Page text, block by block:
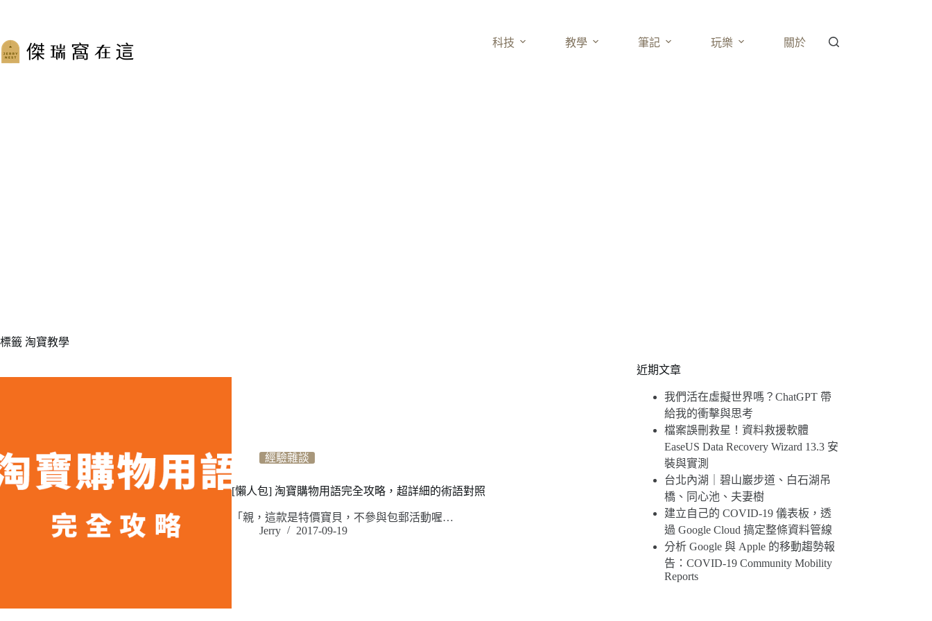
主
要
科技 教學 筆記 玩樂 關於
標籤 淘寶教學
經驗雜談
[懶人包] 淘寶購物用語完全攻略，超詳細的術語對照
「親，這款是特價寶貝，不參與包郵活動喔…
Jerry
2017-09-19
近期文章
我們活在虛擬世界嗎？ChatGPT 帶
給我的衝擊與思考
檔案誤刪救星！資料救援軟體
EaseUS Data Recovery Wizard 13.3 安
裝與實測
台北內湖｜碧山巖步道、白石湖吊
橋、同心池、夫妻樹
建立自己的 COVID-19 儀表板，透
過 Google Cloud 搞定整條資料管線
分析 Google 與 Apple 的移動趨勢報
告：COVID-19 Community Mobility
Reports